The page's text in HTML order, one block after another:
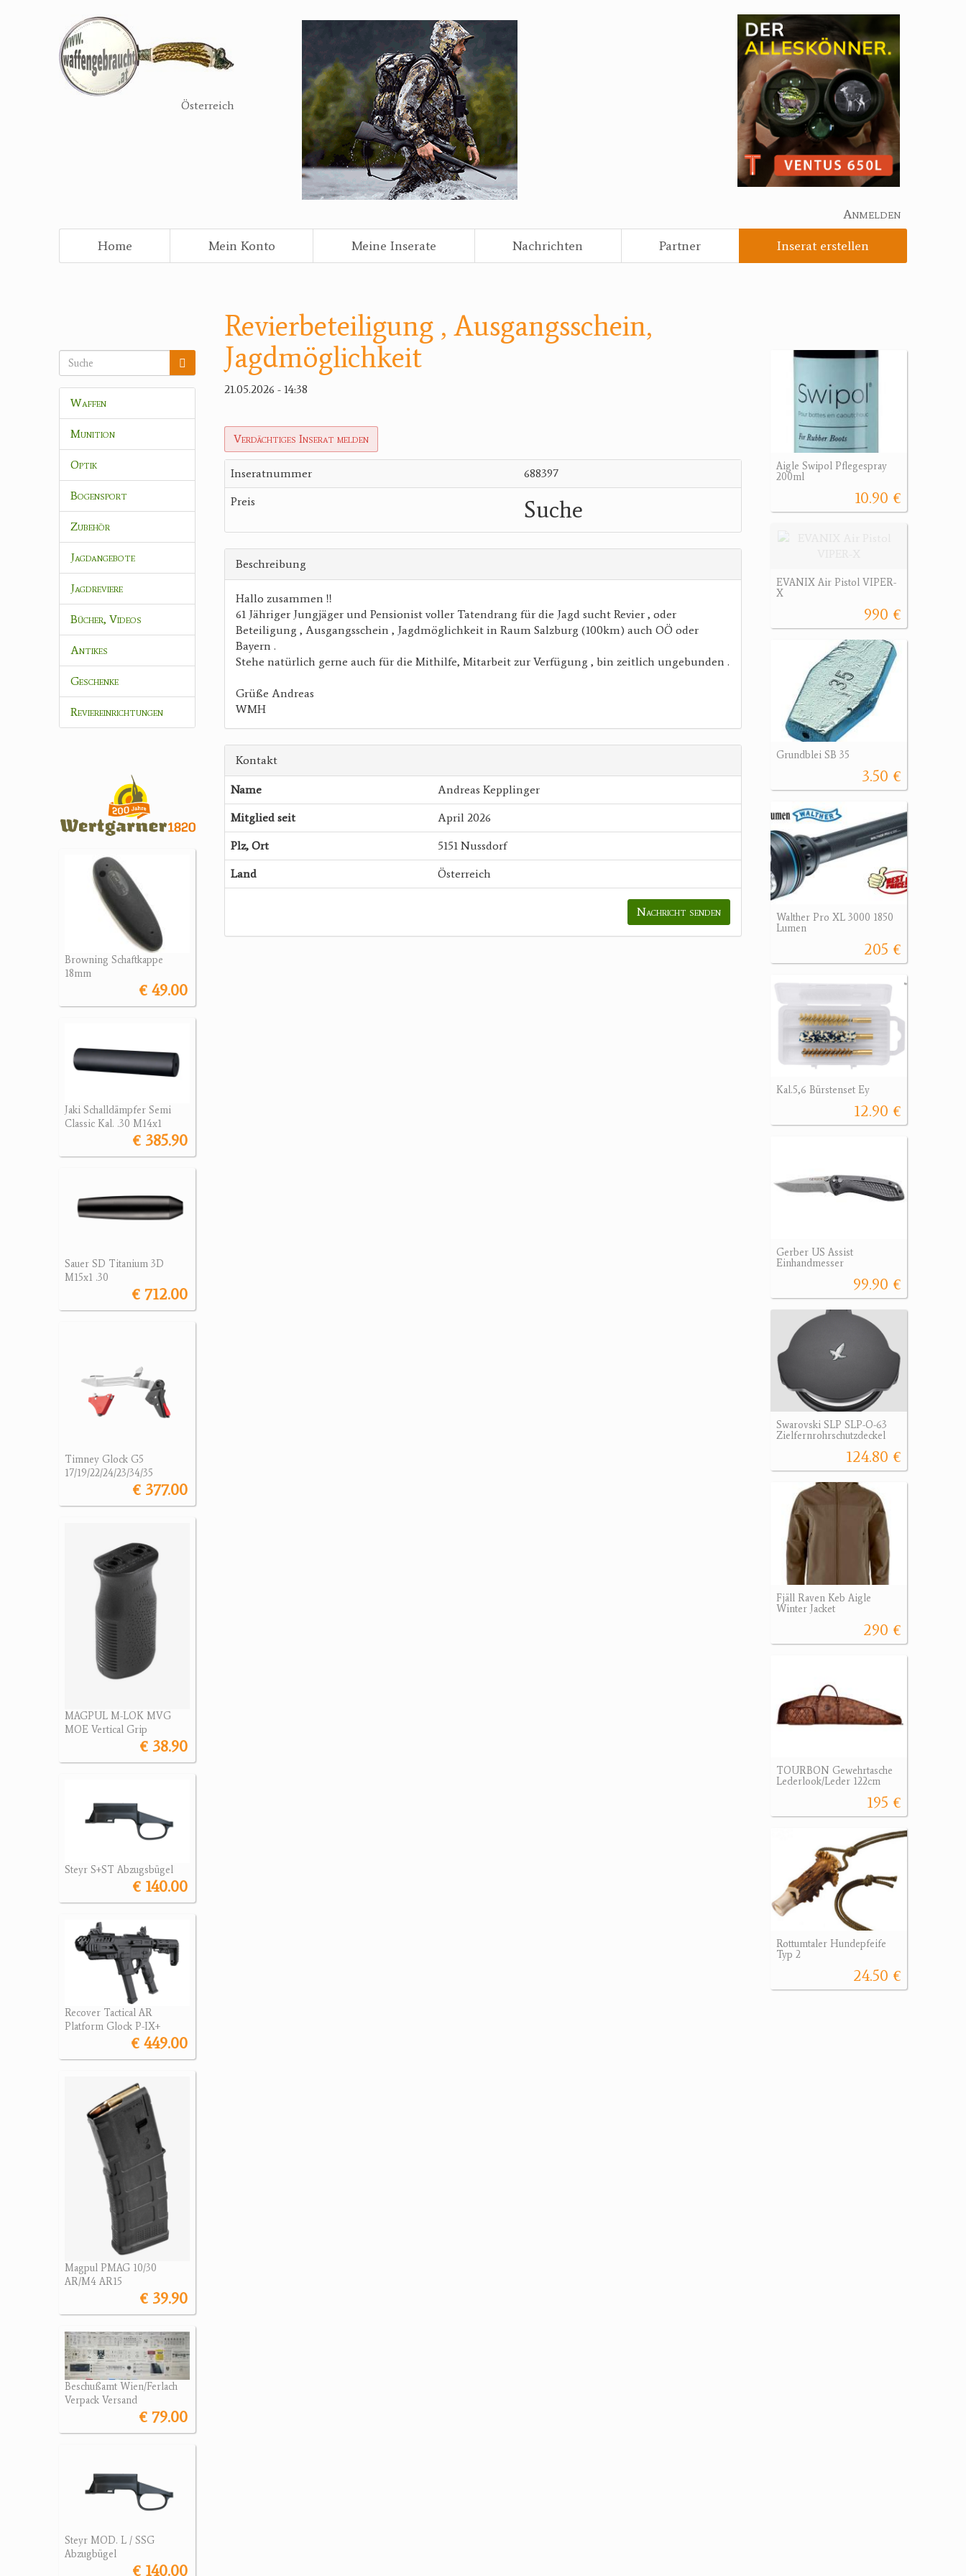
Österreich
Anmelden
Home
Mein Konto Meine Inserate Nachrichten Partner Inserat erstellen
Waffen
Munition
Optik
Bogensport
Zubehör
Jagdangebote
Jagdreviere
Bücher, Videos
Antikes
Geschenke
Reviereinrichtungen
Browning Schaftkappe
18mm
€ 49.00
Jaki Schalldämpfer Semi
Classic Kal. .30 M14x1
€ 385.90
Sauer SD Titanium 3D
M15x1 .30
€ 712.00
Timney Glock G5
17/19/22/24/23/34/35
€ 377.00
MAGPUL M-LOK MVG
MOE Vertical Grip
€ 38.90
Steyr S+ST Abzugsbügel
€ 140.00
Recover Tactical AR
Platform Glock P-IX+
€ 449.00
Magpul PMAG 10/30
AR/M4 AR15
€ 39.90
Beschußamt Wien/Ferlach
Verpack Versand
€ 79.00
Steyr MOD. L / SSG
Abzugbügel
€ 140.00
Revierbeteiligung , Ausgangsschein,
Jagdmöglichkeit
21.05.2026 - 14:38
Verdächtiges Inserat melden
Inseratnummer 688397
Preis Suche
Beschreibung
Hallo zusammen !!
61 Jähriger Jungjäger und Pensionist voller Tatendrang für die Jagd sucht Revier , oder
Beteiligung , Ausgangsschein , Jagdmöglichkeit in Raum Salzburg (100km) auch OÖ oder
Bayern .
Stehe natürlich gerne auch für die Mithilfe, Mitarbeit zur Verfügung , bin zeitlich ungebunden .
Grüße Andreas
WMH
Kontakt
Name Andreas Kepplinger
Mitglied seit April 2026
Plz, Ort 5151 Nussdorf
Land Österreich
Nachricht senden
Aigle Swipol Pflegespray
200ml
10.90 €
EVANIX Air Pistol VIPER-
X
990 €
Grundblei SB 35
3.50 €
Walther Pro XL 3000 1850
Lumen
205 €
Kal.5,6 Bürstenset Ey
12.90 €
Gerber US Assist
Einhandmesser
99.90 €
Swarovski SLP SLP-O-63
Zielfernrohrschutzdeckel
124.80 €
Fjäll Raven Keb Aigle
Winter Jacket
290 €
TOURBON Gewehrtasche
Lederlook/Leder 122cm
195 €
Rottumtaler Hundepfeife
Typ 2
24.50 €